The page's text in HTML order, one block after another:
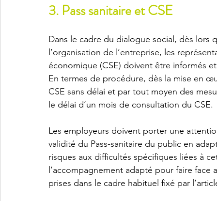
3. Pass sanitaire et CSE
Dans le cadre du dialogue social, dès lors
l’organisation de l’entreprise, les
économique (CSE) doivent être informés
En termes de procédure, dès la mise en
CSE sans délai et par tout moyen des
le délai d’un mois de consultation du CSE.
Les employeurs doivent porter une
validité du Pass-sanitaire du public en
risques aux difficultés spécifiques liées à
l’accompagnement adapté pour faire
prises dans le cadre habituel fixé par